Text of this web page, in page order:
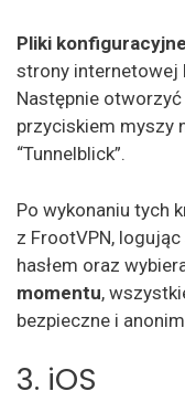
Pliki konfiguracyjne
strony internetowej
Następnie otworzyć
przyciskiem myszy
“Tunnelblick”.
Po wykonaniu tych
z FrootVPN,
hasłem oraz
momentu,
bezpieczne i
3. iOS